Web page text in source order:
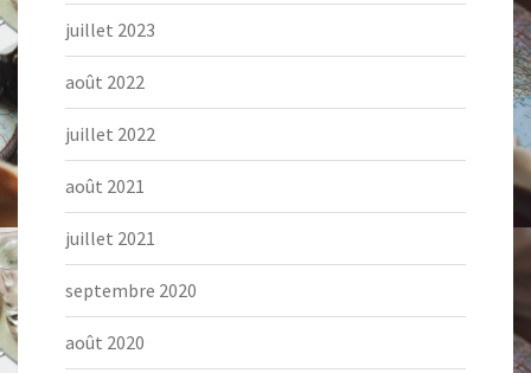
juillet 2023
août 2022
juillet 2022
août 2021
juillet 2021
septembre 2020
août 2020